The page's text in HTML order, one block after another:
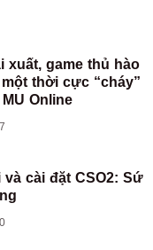
xuất, game thủ hào
thời cực “cháy”
Online
cài đặt CSO2: Sứ